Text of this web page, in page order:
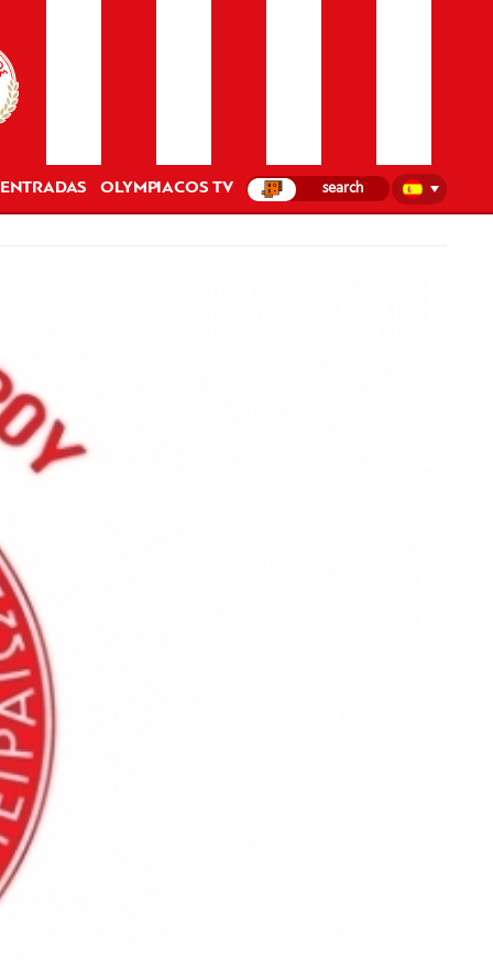
ENTRADAS OLYMPIACOS TV